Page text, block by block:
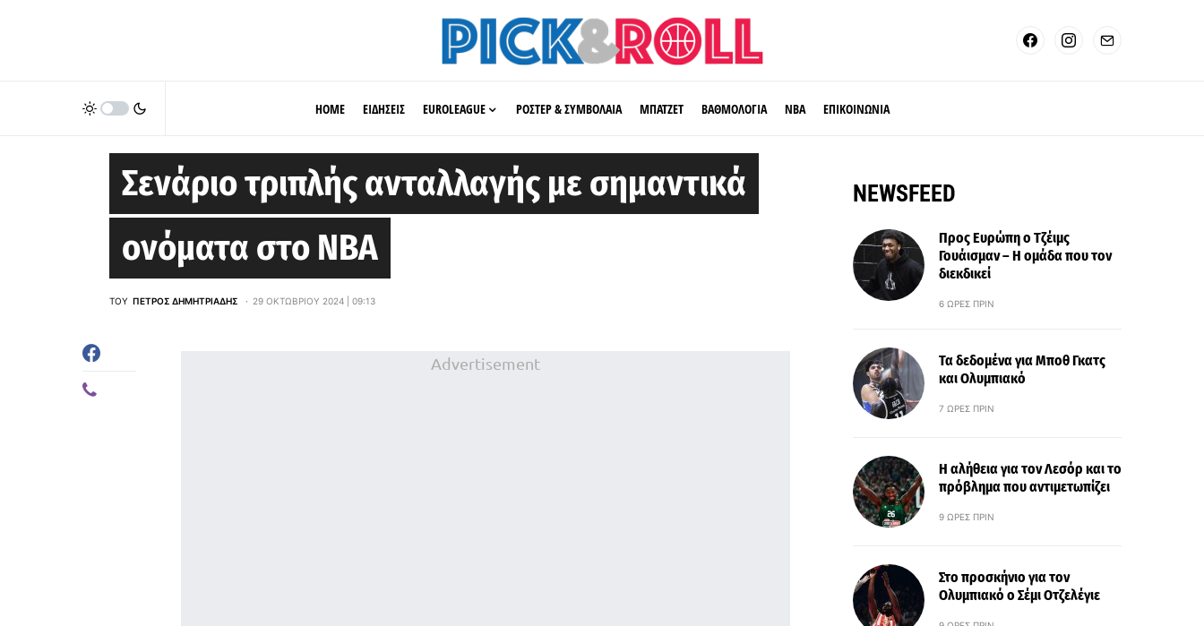
HOME ΕΙΔΗΣΕΙΣ EUROLEAGUE ΡΟΣΤΕΡ & ΣΥΜΒΟΛΑΙΑ ΜΠΑΤΖΕΤ ΒΑΘΜΟΛΟΓΙΑ ΝΒΑ ΕΠΙΚΟΙΝΩΝΙΑ
Σενάριο τριπλής ανταλλαγής με σημαντικά
ονόματα στο NBA
ΤΟΥ ΠΈΤΡΟΣ ΔΗΜΗΤΡΙΆΔΗΣ 29 ΟΚΤΩΒΡΊΟΥ 2024 | 09:13
Advertisement
NEWSFEED
Προς Ευρώπη ο Τζέιμς
Γουάισμαν – Η ομάδα που τον
διεκδικεί
6 ΏΡΕΣ ΠΡΙΝ
Τα δεδομένα για Μποθ Γκατς
και Ολυμπιακό
7 ΏΡΕΣ ΠΡΙΝ
Η αλήθεια για τον Λεσόρ και το
πρόβλημα που αντιμετωπίζει
9 ΏΡΕΣ ΠΡΙΝ
Στο προσκήνιο για τον
Ολυμπιακό ο Σέμι Οτζελέγιε